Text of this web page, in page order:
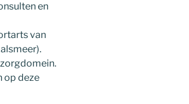
en
van
op deze